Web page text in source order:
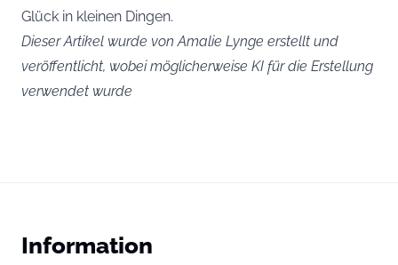
Glück in kleinen Dingen.
Dieser Artikel wurde von Amalie Lynge erstellt und
veröffentlicht, wobei möglicherweise KI für die Erstellung
verwendet wurde
Information